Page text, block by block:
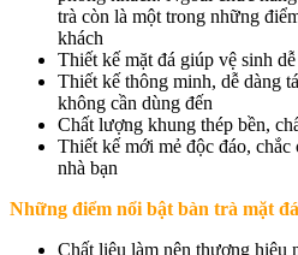
trà còn là một trong những
khách
Thiết kế mặt đá giúp vệ sinh
Thiết kế thông minh, dễ dàng
không cần dùng đến
Chất lượng khung thép bền,
Thiết kế mới mẻ độc đáo,
nhà bạn
Những điểm nổi bật bàn trà mặt
Chất liệu làm nên thương hiệu